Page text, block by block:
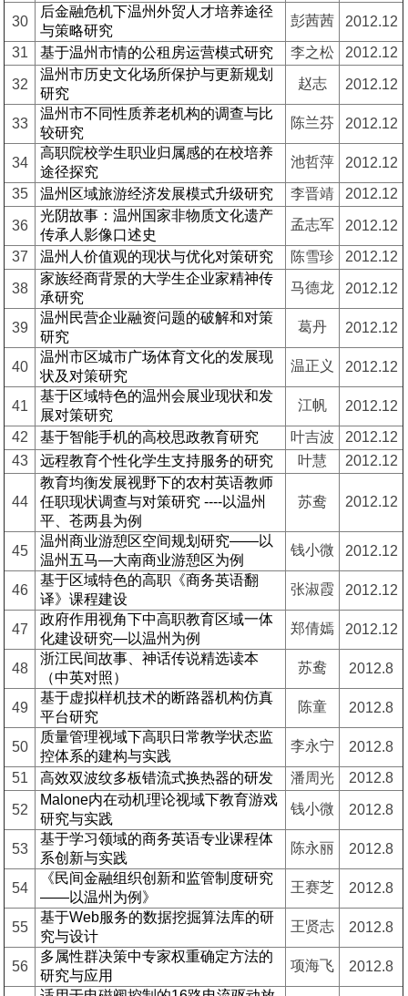
30
后金融危机下温州外贸人才培养途径
与策略研究
彭茜茜
2012.12
31
基于温州市情的公租房运营模式研究 李之松 2012.12
32
温州市历史文化场所保护与更新规划
研究
赵志 2012.12
33
温州市不同性质养老机构的调查与比
较研究
陈兰芬 2012.12
34
高职院校学生职业归属感的在校培养
途径探究
池哲萍
2012.12
35
温州区域旅游经济发展模式升级研究 李晋靖 2012.12
36
光阴故事：温州国家非物质文化遗产
传承人影像口述史
孟志军
2012.12
37
温州人价值观的现状与优化对策研究 陈雪珍 2012.12
38
家族经商背景的大学生企业家精神传
承研究
马德龙 2012.12
39
温州民营企业融资问题的破解和对策
研究
葛丹 2012.12
40
温州市区城市广场体育文化的发展现
状及对策研究
温正义 2012.12
41
基于区域特色的温州会展业现状和发
展对策研究
江帆
2012.12
42
基于智能手机的高校思政教育研究 叶吉波
2012.12
43
远程教育个性化学生支持服务的研究 叶慧 2012.12
44
教育均衡发展视野下的农村英语教师
任职现状调查与对策研究 ----以温州
平、苍两县为例
苏鸯 2012.12
45
温州商业游憩区空间规划研究——以
温州五马—大南商业游憩区为例
钱小微 2012.12
46
基于区域特色的高职《商务英语翻
译》课程建设
张淑霞 2012.12
47
政府作用视角下中高职教育区域一体
化建设研究—以温州为例
郑倩嫣 2012.12
48
浙江民间故事、神话传说精选读本
（中英对照）
苏鸯 2012.8
49
基于虚拟样机技术的断路器机构仿真
平台研究
陈童 2012.8
50
质量管理视域下高职日常教学状态监
控体系的建构与实践
李永宁
2012.8
51
高效双波纹多板错流式换热器的研发 潘周光 2012.8
52
Malone内在动机理论视域下教育游戏
研究与实践
钱小微 2012.8
53
基于学习领域的商务英语专业课程体
系创新与实践
陈永丽 2012.8
54
《民间金融组织创新和监管制度研究
——以温州为例》
王赛芝 2012.8
55
基于Web服务的数据挖掘算法库的研
究与设计
王贤志 2012.8
56
多属性群决策中专家权重确定方法的
研究与应用
项海飞 2012.8